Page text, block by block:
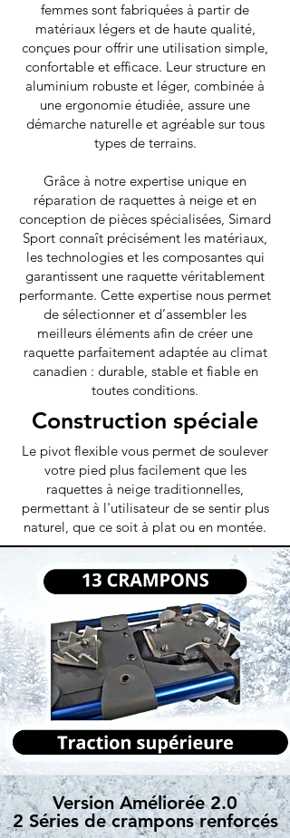
femmes sont fabriquées à partir de
matériaux légers et de haute qualité,
conçues pour offrir une utilisation simple,
confortable et efficace. Leur structure en
aluminium robuste et léger, combinée à
une ergonomie étudiée, assure une
démarche naturelle et agréable sur tous
types de terrains.
Grâce à notre expertise unique en
réparation de raquettes à neige et en
conception de pièces spécialisées, Simard
Sport connaît précisément les matériaux,
les technologies et les composantes qui
garantissent une raquette véritablement
performante. Cette expertise nous permet
de sélectionner et d’assembler les
meilleurs éléments afin de créer une
raquette parfaitement adaptée au climat
canadien : durable, stable et fiable en
toutes conditions.
Construction spéciale
Le pivot flexible vous permet de soulever
votre pied plus facilement que les
raquettes à neige traditionnelles,
permettant à l'utilisateur de se sentir plus
naturel, que ce soit à plat ou en montée.
Version Améliorée 2.0
2 Séries de crampons renforcés